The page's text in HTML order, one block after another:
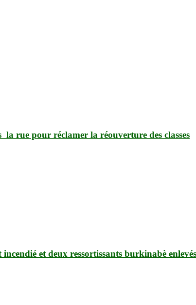
rue pour réclamer la réouverture des classes
et deux ressortissants burkinabè enlevés